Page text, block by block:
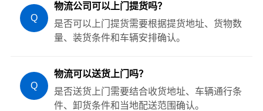
Q
物流公司可以上门提货吗？
是否可以上门提货需要根据提货地址、货物数
量、装货条件和车辆安排确认。
Q
物流可以送货上门吗？
是否送货上门需要结合收货地址、车辆通行条
件、卸货条件和当地配送范围确认。